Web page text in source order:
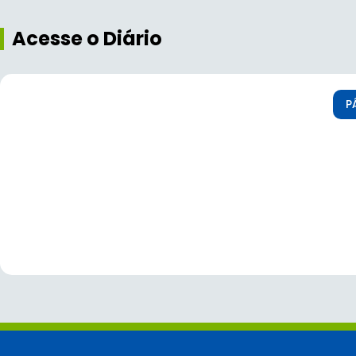
Acesse o Diário